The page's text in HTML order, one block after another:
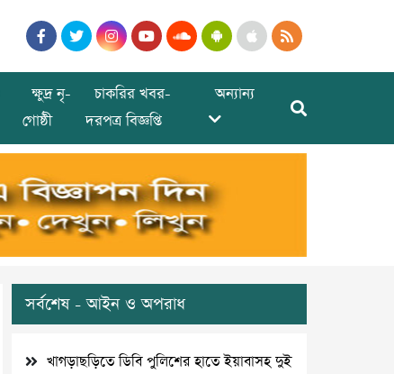
ক্ষুদ্র নৃ-
গোষ্ঠী
চাকরির খবর-
দরপত্র বিজ্ঞপ্তি
অন্যান্য
সর্বশেষ - আইন ও অপরাধ
খাগড়াছড়িতে ডিবি পুলিশের হাতে ইয়াবাসহ দুই